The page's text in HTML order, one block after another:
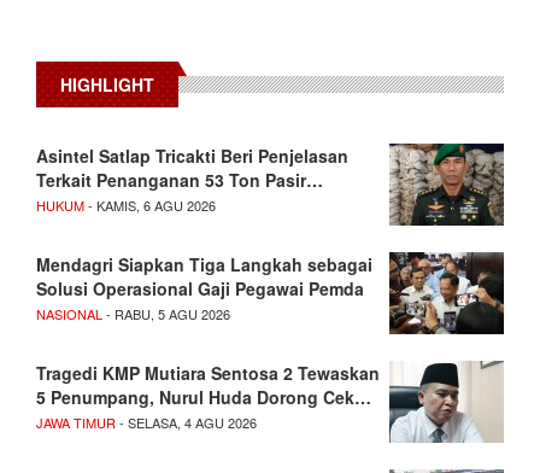
HIGHLIGHT
Asintel Satlap Tricakti Beri Penjelasan
Terkait Penanganan 53 Ton Pasir…
HUKUM- KAMIS, 6 AGU 2026
Mendagri Siapkan Tiga Langkah sebagai
Solusi Operasional Gaji Pegawai Pemda
NASIONAL - RABU, 5 AGU 2026
Tragedi KMP Mutiara Sentosa 2 Tewaskan
5 Penumpang, Nurul Huda Dorong Cek…
JAWA TIMUR - SELASA, 4 AGU 2026